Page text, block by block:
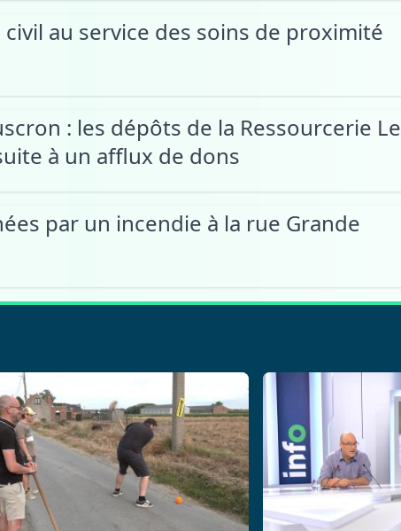
au service des soins de proximité
: les dépôts de la Ressourcerie Le
à un afflux de dons
par un incendie à la rue Grande